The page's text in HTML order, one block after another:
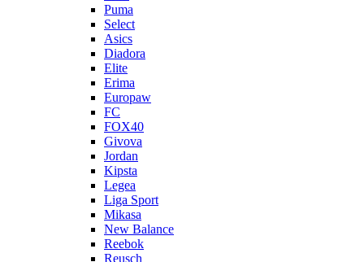
Puma
Select
Asics
Diadora
Elite
Erima
Europaw
FC
FOX40
Givova
Jordan
Kipsta
Legea
Liga Sport
Mikasa
New Balance
Reebok
Reusch